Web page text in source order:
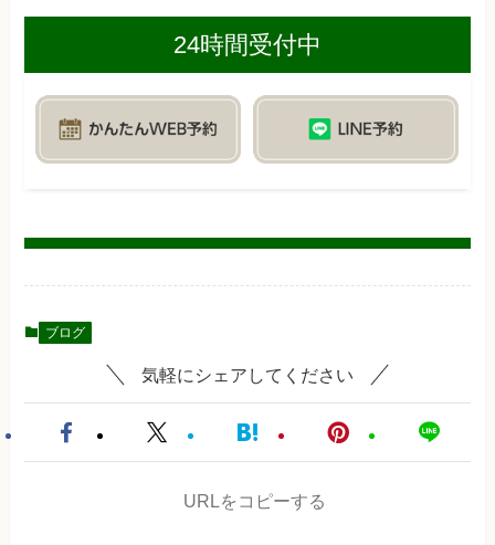
24時間受付中
ブログ
気軽にシェアしてください
URLをコピーする